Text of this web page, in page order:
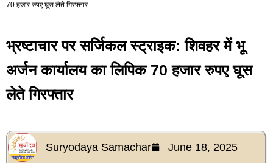
70 हजार रुपए घूस लेते गिरफ्तार
भ्रष्टाचार पर सर्जिकल स्ट्राइक: शिवहर में भू
अर्जन कार्यालय का लिपिक 70 हजार रुपए घूस
लेते गिरफ्तार
Suryodaya Samachar
June 18, 2025